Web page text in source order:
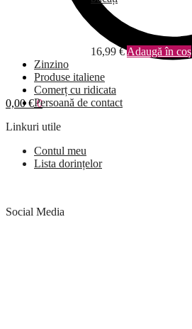
0,00€ 0
16,99 € Adaugă în coș
Zinzino
Produse italiene
Comerț cu ridicata
Persoană de contact
Linkuri utile
Contul meu
Lista dorințelor
Social Media